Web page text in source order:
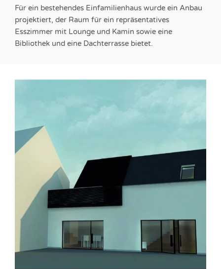
Für ein bestehendes Einfamilienhaus wurde ein Anbau
projektiert, der Raum für ein repräsentatives
Esszimmer mit Lounge und Kamin sowie eine
Bibliothek und eine Dachterrasse bietet.